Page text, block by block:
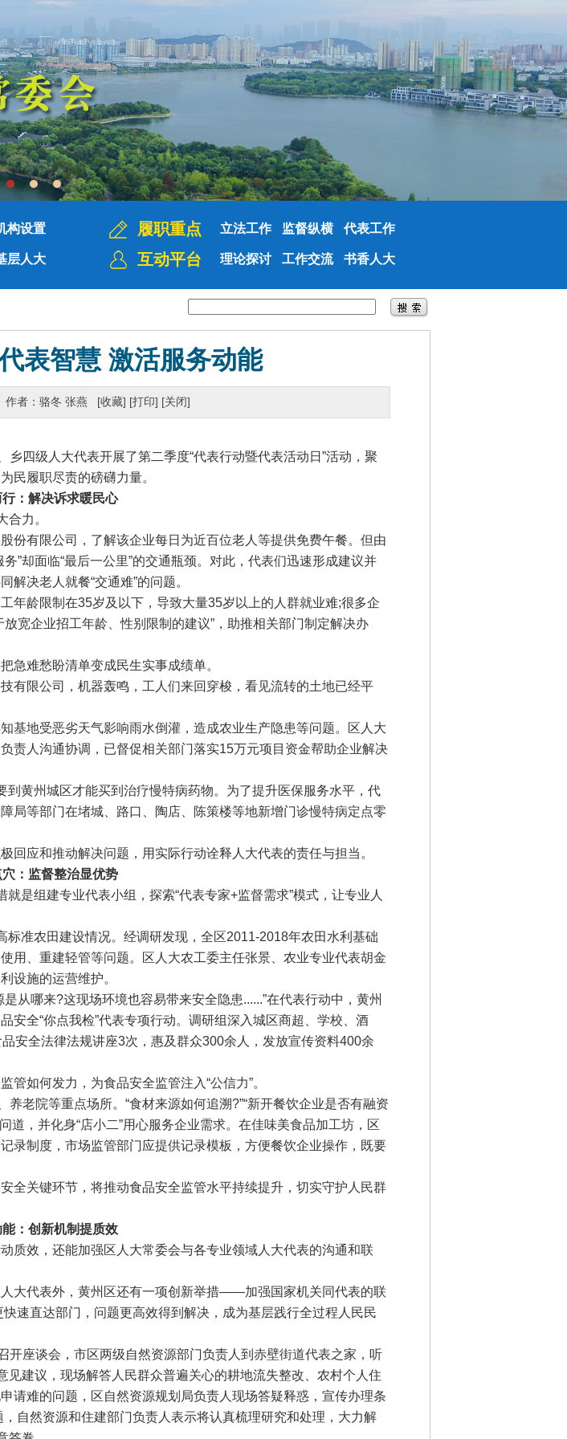
构设置
层人大
履职重点 立法工作 监督纵横 代表工作
互动平台 理论探讨 工作交流 书香人大
表智慧 激活服务动能
作者：骆冬 张燕 [收藏] [打印] [关闭]
级人大代表开展了第二季度“代表行动暨代表活动日”活动，聚
民履职尽责的磅礴力量。
行：解决诉求暖民心
力。
有限公司，了解该企业每日为近百位老人等提供免费午餐。但由
”却面临“最后一公里”的交通瓶颈。对此，代表们迅速形成建议并
解决老人就餐“交通难”的问题。
龄限制在35岁及以下，导致大量35岁以上的人群就业难;很多企
宽企业招工年龄、性别限制的建议”，助推相关部门制定解决办
难愁盼清单变成民生实事成绩单。
限公司，机器轰鸣，工人们来回穿梭，看见流转的土地已经平
地受恶劣天气影响雨水倒灌，造成农业生产隐患等问题。区人大
责人沟通协调，已督促相关部门落实15万元项目资金帮助企业解决
黄州城区才能买到治疗慢特病药物。为了提升医保服务水平，代
局等部门在堵城、路口、陶店、陈策楼等地新增门诊慢特病定点零
应和推动解决问题，用实际行动诠释人大代表的责任与担当。
：监督整治显优势
组建专业代表小组，探索“代表专家+监督需求”模式，让专业人
准农田建设情况。经调研发现，全区2011-2018年农田水利基础
用、重建轻管等问题。区人大农工委主任张景、农业专业代表胡金
设施的运营维护。
哪来?这现场环境也容易带来安全隐患......”在代表行动中，黄州
安全“你点我检”代表专项行动。调研组深入城区商超、学校、酒
安全法律法规讲座3次，惠及群众300余人，发放宣传资料400余
如何发力，为食品安全监管注入“公信力”。
院等重点场所。“食材来源如何追溯?”“新开餐饮企业是否有融资
，并化身“店小二”用心服务企业需求。在佳味美食品加工坊，区
录制度，市场监管部门应提供记录模板，方便餐饮企业操作，既要
关键环节，将推动食品安全监管水平持续提升，切实守护人民群
：创新机制提质效
效，还能加强区人大常委会与各专业领域人大代表的沟通和联
代表外，黄州区还有一项创新举措——加强国家机关同代表的联
速直达部门，问题更高效得到解决，成为基层践行全过程人民民
座谈会，市区两级自然资源部门负责人到赤壁街道代表之家，听
建议，现场解答人民群众普遍关心的耕地流失整改、农村个人住
请难的问题，区自然资源规划局负责人现场答疑释惑，宣传办理条
自然资源和住建部门负责人表示将认真梳理研究和处理，大力解